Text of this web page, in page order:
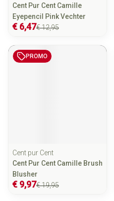
Cent Pur Cent Camille
Eyepencil Pink Vechter
€ 12,95
€ 6,47
PROMO
Cent pur Cent
Cent Pur Cent Camille Brush
Blusher
€ 19,95
€ 9,97